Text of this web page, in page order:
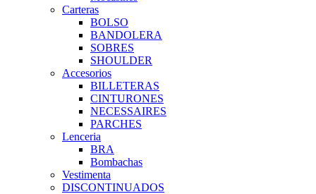
Carteras
BOLSO
BANDOLERA
SOBRES
SHOULDER
Accesorios
BILLETERAS
CINTURONES
NECESSAIRES
PARCHES
Lenceria
BRA
Bombachas
Vestimenta
DISCONTINUADOS